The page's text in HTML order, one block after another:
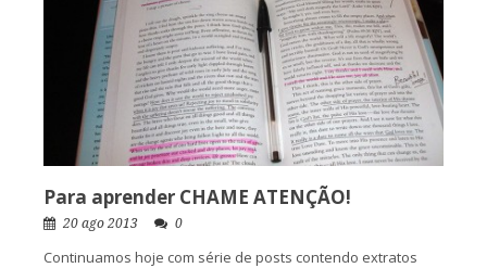
Para aprender CHAME ATENÇÃO!
20 ago 2013 0
Continuamos hoje com série de posts contendo extratos